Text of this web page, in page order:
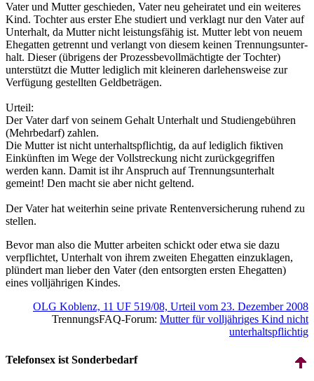
Vater und Mutter geschieden, Vater neu geheiratet und ein weiteres
Kind. Tochter aus erster Ehe studiert und verklagt nur den Vater auf
Unterhalt, da Mutter nicht leistungs­fähig ist. Mutter lebt von neuem
Ehegatten getrennt und verlangt von diesem keinen Trennungs­unter­
halt. Dieser (übrigens der Prozess­bevoll­mächtigte der Tochter)
unterstützt die Mutter lediglich mit kleineren darlehensweise zur
Verfügung gestellten Geldbeträgen.
Urteil:
Der Vater darf von seinem Gehalt Unterhalt und Studien­gebühren
(Mehrbedarf) zahlen.
Die Mutter ist nicht unterhalts­pflichtig, da auf lediglich fiktiven
Einkünften im Wege der Vollstreckung nicht zurückgegriffen
werden kann. Damit ist ihr Anspruch auf Trennungs­unter­halt
gemeint! Den macht sie aber nicht geltend.
Der Vater hat weiterhin seine private Renten­versicherung ruhend zu
stellen.
Bevor man also die Mutter arbeiten schickt oder etwa sie dazu
verpflichtet, Unterhalt von ihrem zweiten Ehegatten einzuklagen,
plündert man lieber den Vater (den entsorgten ersten Ehegatten)
eines voll­jährigen Kindes.
OLG Koblenz, 11 UF 519/08, Urteil vom 23. Dezember 2008
TrennungsFAQ-Forum: Mutter für volljähriges Kind nicht
unterhalts­pflichtig
Telefonsex ist Sonderbedarf